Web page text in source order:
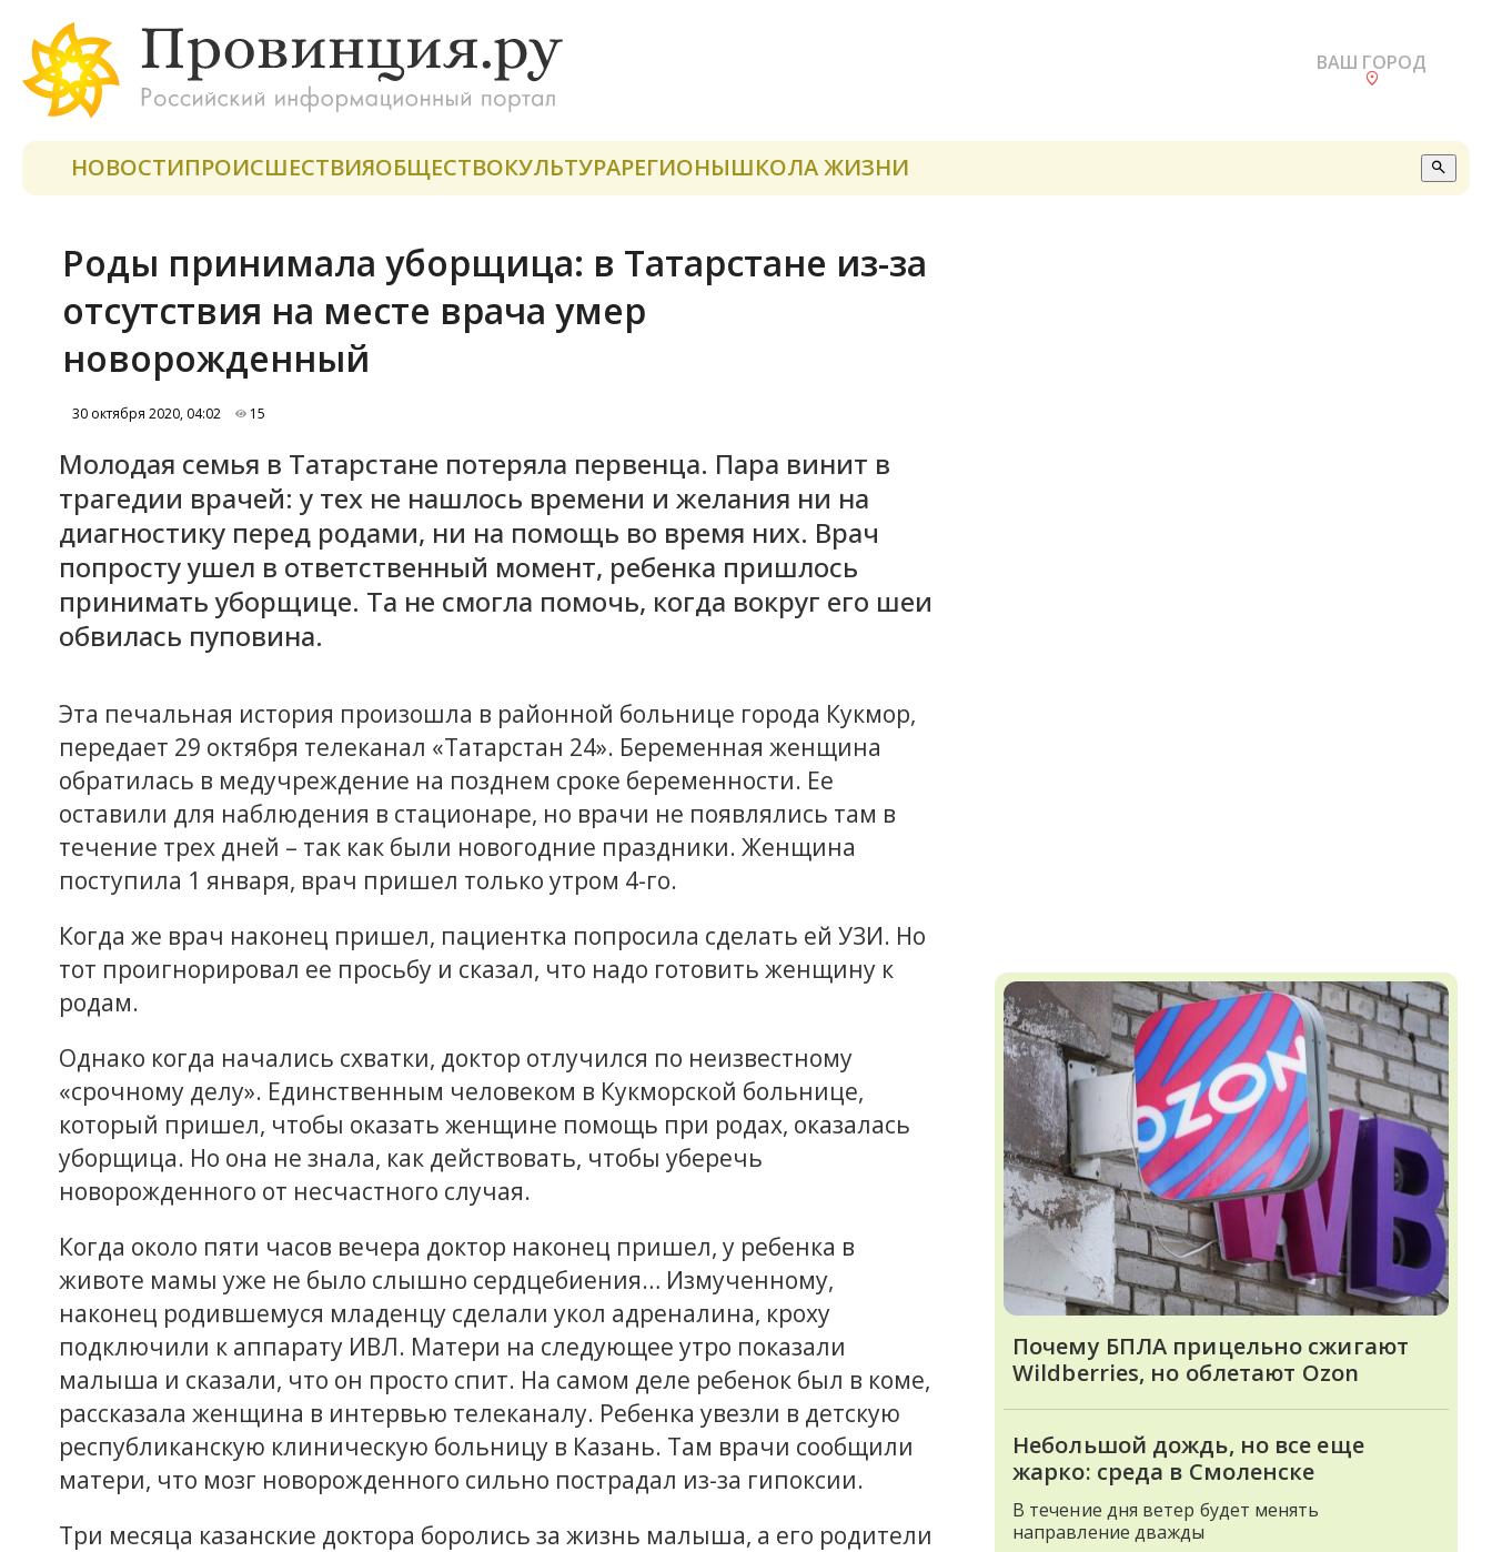
ВАШ ГОРОД
НОВОСТИПРОИСШЕСТВИЯОБЩЕСТВОКУЛЬТУРАРЕГИОНЫШКОЛА ЖИЗНИ
Роды принимала уборщица: в Татарстане из-за
отсутствия на месте врача умер
новорожденный
30 октября 2020, 04:02 15
Молодая семья в Татарстане потеряла первенца. Пара винит в
трагедии врачей: у тех не нашлось времени и желания ни на
диагностику перед родами, ни на помощь во время них. Врач
попросту ушел в ответственный момент, ребенка пришлось
принимать уборщице. Та не смогла помочь, когда вокруг его шеи
обвилась пуповина.
Эта печальная история произошла в районной больнице города Кукмор,
передает 29 октября телеканал «Татарстан 24». Беременная женщина
обратилась в медучреждение на позднем сроке беременности. Ее
оставили для наблюдения в стационаре, но врачи не появлялись там в
течение трех дней – так как были новогодние праздники. Женщина
поступила 1 января, врач пришел только утром 4-го.
Когда же врач наконец пришел, пациентка попросила сделать ей УЗИ. Но
тот проигнорировал ее просьбу и сказал, что надо готовить женщину к
родам.
Однако когда начались схватки, доктор отлучился по неизвестному
«срочному делу». Единственным человеком в Кукморской больнице,
который пришел, чтобы оказать женщине помощь при родах, оказалась
уборщица. Но она не знала, как действовать, чтобы уберечь
новорожденного от несчастного случая.
Когда около пяти часов вечера доктор наконец пришел, у ребенка в
животе мамы уже не было слышно сердцебиения… Измученному,
наконец родившемуся младенцу сделали укол адреналина, кроху
подключили к аппарату ИВЛ. Матери на следующее утро показали
малыша и сказали, что он просто спит. На самом деле ребенок был в коме,
рассказала женщина в интервью телеканалу. Ребенка увезли в детскую
республиканскую клиническую больницу в Казань. Там врачи сообщили
матери, что мозг новорожденного сильно пострадал из-за гипоксии.
Три месяца казанские доктора боролись за жизнь малыша, а его родители
Почему БПЛА прицельно сжигают
Wildberries, но облетают Ozon
Небольшой дождь, но все еще
жарко: среда в Смоленске
В течение дня ветер будет менять
направление дважды